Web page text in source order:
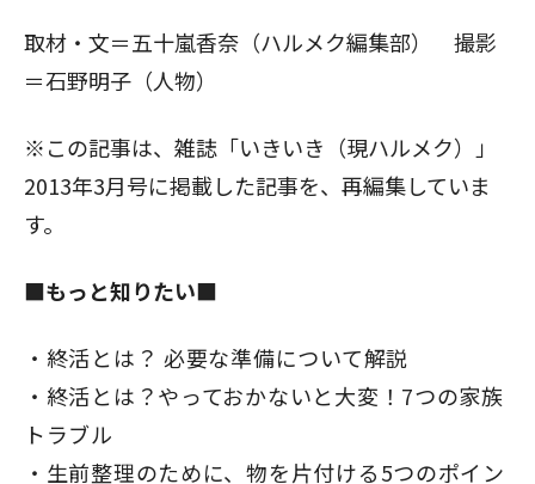
取材・文＝五十嵐香奈（ハルメク編集部） 撮影
＝石野明子（人物）
※この記事は、雑誌「いきいき（現ハルメク）」
2013年3月号に掲載した記事を、再編集していま
す。
■もっと知りたい■
終活とは？ 必要な準備について解説
終活とは？やっておかないと大変！7つの家族
トラブル
生前整理のために、物を片付ける5つのポイン